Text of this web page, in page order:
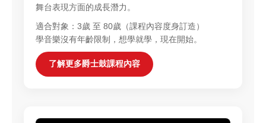
舞台表現方面的成長潛力。
適合對象：3歲 至 80歲（課程內容度身訂造）
學音樂沒有年齡限制，想學就學，現在開始。
了解更多爵士鼓課程內容